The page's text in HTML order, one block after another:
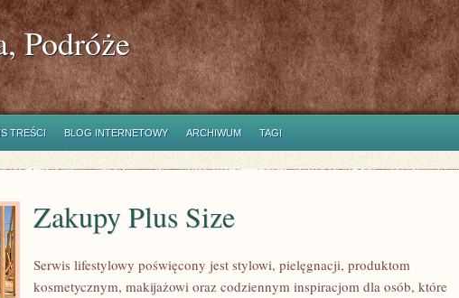
Podróże
TREŚCI BLOG INTERNETOWY ARCHIWUM TAGI
Zakupy Plus Size
Serwis lifestylowy poświęcony jest stylowi, pielęgnacji, produktom
kosmetycznym, makijażowi oraz codziennym inspiracjom dla osób, które